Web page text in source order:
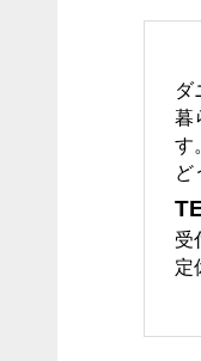
ダ
暮
す
ど
受
定